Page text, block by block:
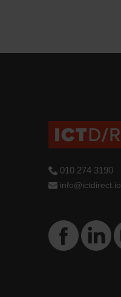
010 274 3190
info@ictdirect.io